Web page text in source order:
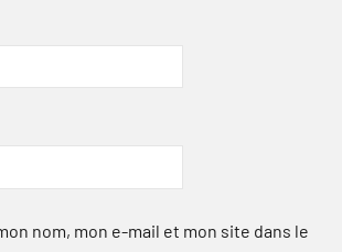
nom, mon e-mail et mon site dans le